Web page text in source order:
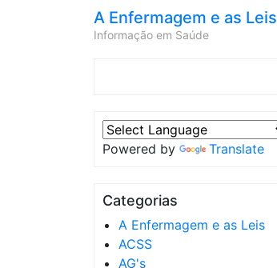
A Enfermagem e as Leis
Informação em Saúde
Powered by Translate
Categorias
A Enfermagem e as Leis
ACSS
AG's